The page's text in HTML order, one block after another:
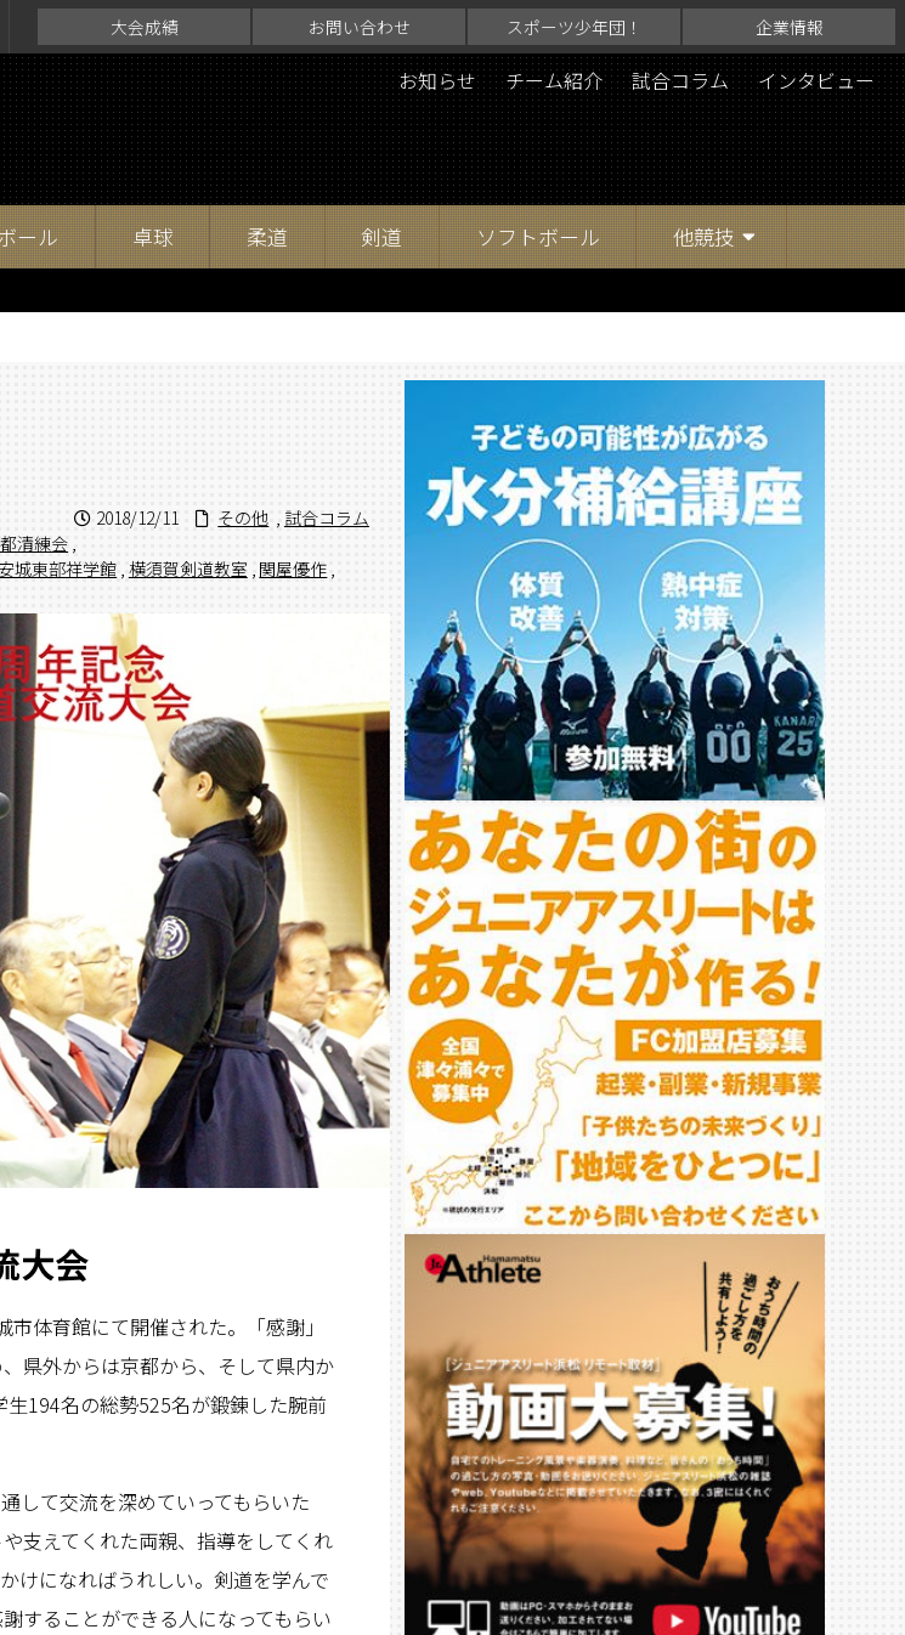
大会成績 お問い合わせ スポーツ少年団！ 企業情報
お知らせ チーム紹介 試合コラム インタビュー
ール 卓球 柔道 剣道 ソフトボール 他競技
2018/12/11 その他 , 試合コラム
清練会,
城東部祥学館, 横須賀剣道教室 , 関屋優作 ,
大会
体育館にて開催された。「感謝」
県外からは京都から、そして県内か
194名の総勢525名が鍛錬した腕前
して交流を深めていってもらいた
支えてくれた両親、指導をしてくれ
けになればうれしい。剣道を学んで
することができる人になってもらい